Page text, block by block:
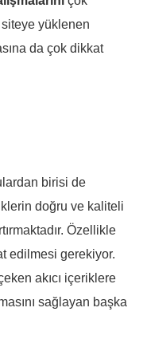
siteye yüklenen
da çok dikkat
birisi de
doğru ve kaliteli
Özellikle
edilmesi gerekiyor.
akıcı içeriklere
sağlayan başka